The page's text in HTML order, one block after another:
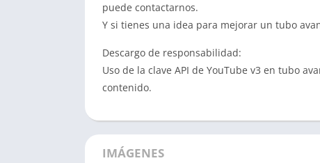
puede contactarnos.
Y si tienes una idea para mejorar un tubo
Descargo de responsabilidad:
Uso de la clave API de YouTube v3 en tubo
contenido.
IMÁGENES